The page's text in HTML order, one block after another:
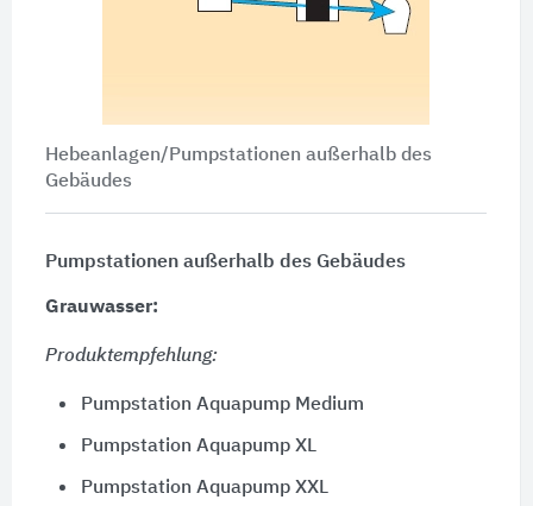
Hebeanlagen/Pumpstationen außerhalb des
Gebäudes
Pumpstationen außerhalb des Gebäudes
Grauwasser:
Produktempfehlung:
Pumpstation Aquapump Medium
Pumpstation Aquapump XL
Pumpstation Aquapump XXL